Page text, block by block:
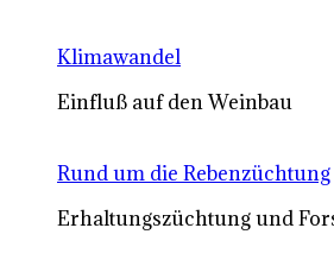
Klimawandel
Einfluß auf den Weinbau
Rund um die Rebenzüchtung
Erhaltungszüchtung und